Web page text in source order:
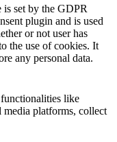
is set by the GDPR
plugin and is used
or not user has
the use of cookies. It
any personal data.
like
media platforms, collect